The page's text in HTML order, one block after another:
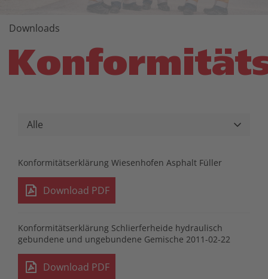
Downloads
Konformitätserklärung Wiesenhofen Asphalt Füller
Download PDF
Konformitätserklärung Schlierferheide hydraulisch
gebundene und ungebundene Gemische 2011-02-22
Download PDF